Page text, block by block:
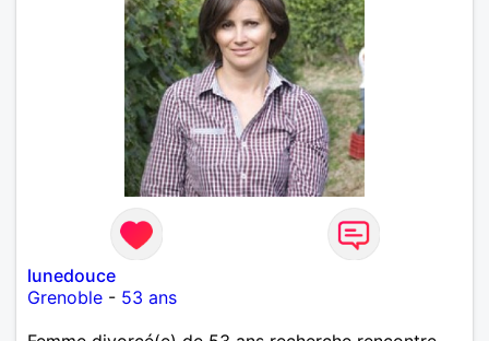
lunedouce
Grenoble - 53 ans